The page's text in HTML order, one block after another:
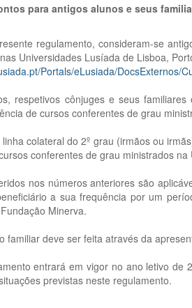
para antigos alunos e seus
regulamento, consideram-se
Universidades Lusíada de Lisboa,
Portals/eLusiada/DocsExternos/
respetivos cônjuges e seus
de cursos conferentes de grau
colateral do 2º grau (irmãos ou
conferentes de grau ministrados
nos números anteriores são
a sua frequência por um
Minerva.
familiar deve ser feita através da
entrará em vigor no ano letivo de
previstas neste regulamento.